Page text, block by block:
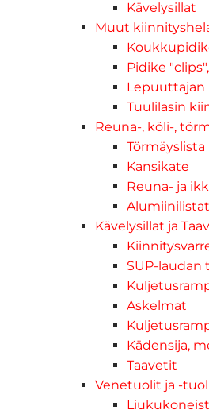
Kävelysillat
Muut
Pidike
Lepuuttajan
Tuulilasin
Reuna-, köli-,
Törmäyslista
Kansikate
Reuna- ja
Alumiinilistat
Kävelysillat ja
SUP-laudan
Askelmat
Kädensija,
Taavetit
Venetuolit ja -